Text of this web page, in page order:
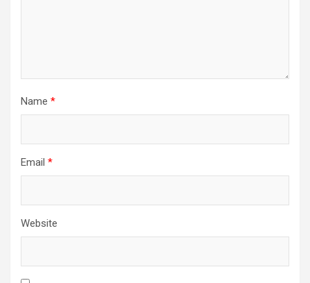
Name *
Email *
Website